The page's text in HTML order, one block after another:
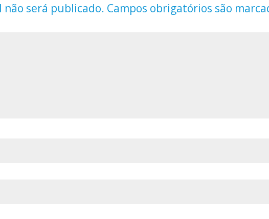
não será publicado. Campos obrigatórios são